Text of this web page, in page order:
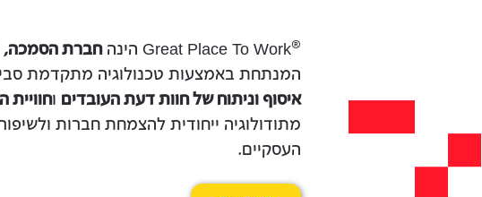
®Great Place To Work הינה
חברת הסמכה,
המנתחת באמצעות טכנולוגיה מתקדמת
איסוף וניתוח של חוות דעת העובדים וחוויית
מתודולוגיה ייחודית להצמחת חברות
העסקיים.